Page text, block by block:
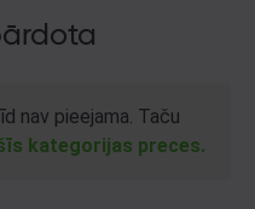
nav pieejama. Taču
kategorijas preces.